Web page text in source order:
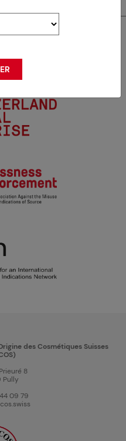
de
des Cosmétiques Suisses
8
Pully
09 79